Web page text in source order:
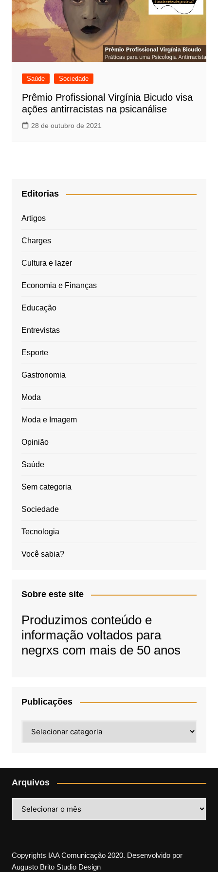
Saúde Sociedade
Prêmio Profissional Virgínia Bicudo visa
ações antirracistas na psicanálise
28 de outubro de 2021
Editorias
Artigos
Charges
Cultura e lazer
Economia e Finanças
Educação
Entrevistas
Esporte
Gastronomia
Moda
Moda e Imagem
Opinião
Saúde
Sem categoria
Sociedade
Tecnologia
Você sabia?
Sobre este site
Produzimos conteúdo e
informação voltados para
negrxs com mais de 50 anos
Publicações
Arquivos
Copyrights IAA Comunicação 2020. Desenvolvido por
Augusto Brito Studio Design